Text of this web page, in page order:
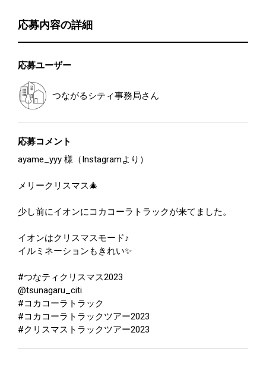
応募内容の詳細
応募ユーザー
つながるシティ事務局さん
応募コメント
ayame_yyy 様（Instagramより）
メリークリスマス🎄
少し前にイオンにコカコーラトラックが来てました。
イオンはクリスマスモード♪
イルミネーションもきれい✨
#つなティクリスマス2023
@tsunagaru_citi
#コカコーラトラック
#コカコーラトラックツアー2023
#クリスマストラックツアー2023